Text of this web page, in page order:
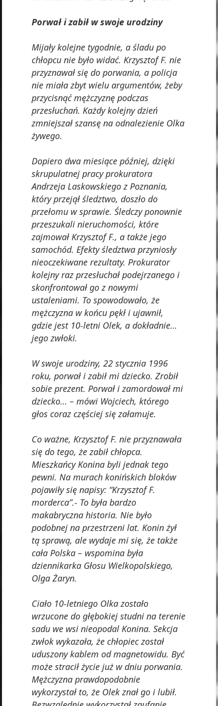
Porwał i zabił w swoje urodziny
Mijały kolejne tygodnie, a śladu po
chłopcu nie było widać. Krzysztof F. nie
przyznawał się do porwania, a policja
nie miała zbyt wielu argumentów, żeby
przycisnąć mężczyznę podczas
przesłuchań. Każdy kolejny dzień
zmniejszał szansę na odnalezienie Olka
żywego.
Dopiero dwa miesiące później, dzięki
skrupulatnej pracy prokuratora
Andrzeja Laskowskiego z Poznania,
który przejął śledztwo, doszło do
przełomu w sprawie. Śledczy ponownie
przeszukali nieruchomości, które
zajmował Krzysztof F., a także jego
samochód. Efekty śledztwa przyniosły
nieoczekiwane rezultaty. Prokurator
kolejny raz przesłuchał podejrzanego i
skonfrontował go z nowymi
ustaleniami. To spowodowało, że
mężczyzna w końcu pękł i ujawnił,
gdzie jest 10-letni Olek, a dokładnie…
jego zwłoki.
W swoje urodziny, 22 stycznia 1996
roku, porwał i zabił mi dziecko. Zrobił
sobie prezent. Porwał i zamordował mi
dziecko… – mówi Wojciech, którego
głos coraz częściej się załamuje.
Co ważne, Krzysztof F. nie przyznawała
się do tego, że zabił chłopca.
Mieszkańcy Konina byli jednak tego
pewni. Na murach konińskich bloków
pojawiły się napisy: “Krzysztof F.
morderca”.- To była bardzo
makabryczna historia. Nie było
podobnej na przestrzeni lat. Konin żył
tą sprawą, ale wydaje mi się, że także
cała Polska – wspomina była
dziennikarka Głosu Wielkopolskiego,
Olga Żaryn.
Ciało 10-letniego Olka zostało
wrzucone do głębokiej studni na terenie
sadu we wsi nieopodal Konina. Sekcja
zwłok wykazała, że chłopiec został
uduszony kablem od magnetowidu. Być
może stracił życie już w dniu porwania.
Mężczyzna prawdopodobnie
wykorzystał to, że Olek znał go i lubił.